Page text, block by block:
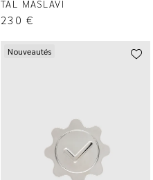
TAL MASLAVI
230 €
Nouveautés